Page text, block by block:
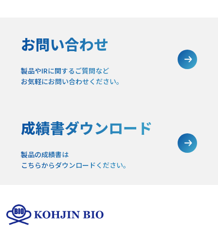
お問い合わせ
製品やIRに関するご質問など
お気軽にお問い合わせください。
成績書ダウンロード
製品の成績書は
こちらからダウンロードください。